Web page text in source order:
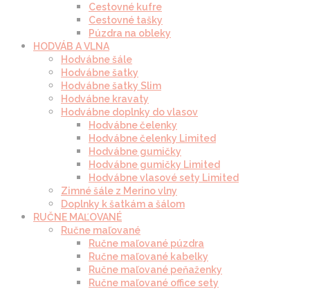
Cestovné kufre
Cestovné tašky
Púzdra na obleky
HODVÁB A VLNA
Hodvábne šále
Hodvábne šatky
Hodvábne šatky Slim
Hodvábne kravaty
Hodvábne doplnky do vlasov
Hodvábne čelenky
Hodvábne čelenky Limited
Hodvábne gumičky
Hodvábne gumičky Limited
Hodvábne vlasové sety Limited
Zimné šále z Merino vlny
Doplnky k šatkám a šálom
RUČNE MAĽOVANÉ
Ručne maľované
Ručne maľované púzdra
Ručne maľované kabelky
Ručne maľované peňaženky
Ručne maľované office sety